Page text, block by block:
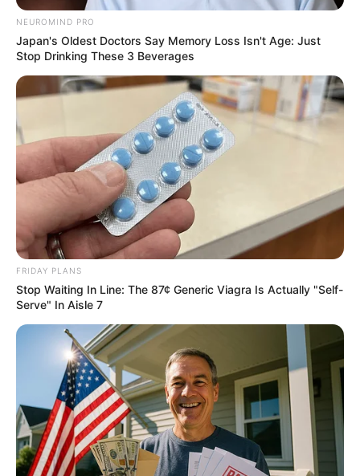
How To Get An Erection Even After 60!
MEDVI
Groom Splits Pants In Viral Wedding Photo
Disaster!
BUZZDAY
They Forgot The Cameras Were On And The
Results Were Fantastic
NEUROMIND PRO
Japan's Oldest Doctors Say Memory Loss Isn't Age: Just
Stop Drinking These 3 Beverages
FRIDAY PLANS
Stop Waiting In Line: The 87¢ Generic Viagra Is Actually "Self-
Serve" In Aisle 7